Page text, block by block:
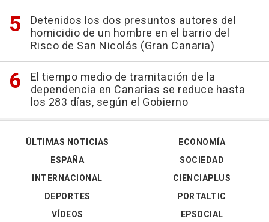
Detenidos los dos presuntos autores del
homicidio de un hombre en el barrio del
Risco de San Nicolás (Gran Canaria)
El tiempo medio de tramitación de la
dependencia en Canarias se reduce hasta
los 283 días, según el Gobierno
ÚLTIMAS NOTICIAS
ESPAÑA
INTERNACIONAL
DEPORTES
VÍDEOS
ECONOMÍA
SOCIEDAD
CIENCIAPLUS
PORTALTIC
EPSOCIAL